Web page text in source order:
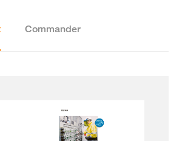
Commander